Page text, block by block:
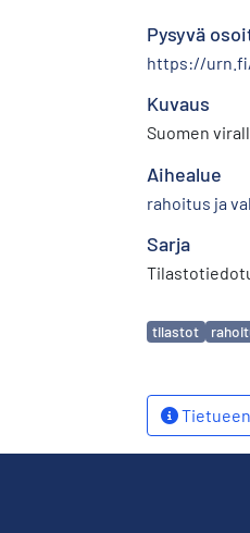
Pysyvä
https://urn.fi/
Kuvaus
Suomen
Aihealue
rahoitus ja
Sarja
Avainsanat
tilastot